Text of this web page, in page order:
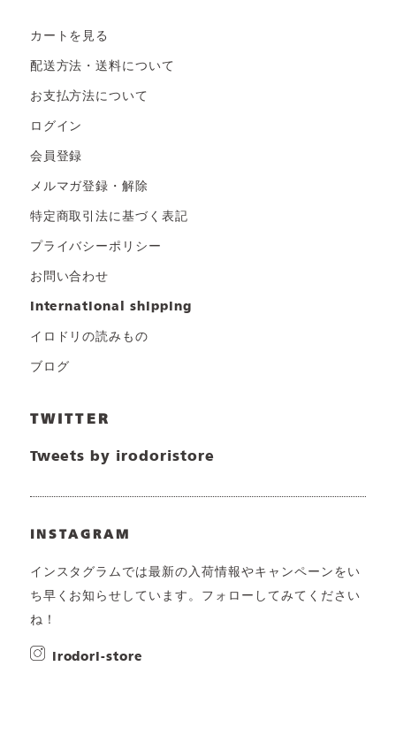
カートを見る
配送方法・送料について
お支払方法について
ログイン
会員登録
メルマガ登録・解除
特定商取引法に基づく表記
プライバシーポリシー
お問い合わせ
international shipping
イロドリの読みもの
ブログ
TWITTER
Tweets by irodoristore
INSTAGRAM
インスタグラムでは最新の入荷情報やキャンペーンをい
ち早くお知らせしています。フォローしてみてください
ね！
irodori-store